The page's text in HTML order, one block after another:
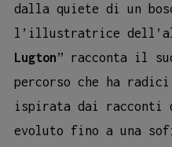
dalla quiete di un
l’illustratrice
Lugton” racconta il
percorso che ha
ispirata dai racconti
evoluto fino a una